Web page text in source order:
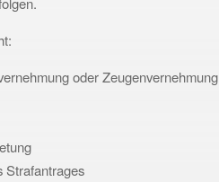
oder Zeugenvernehmung
Strafantrages